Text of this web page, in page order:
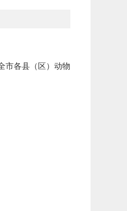
市各县（区）动物